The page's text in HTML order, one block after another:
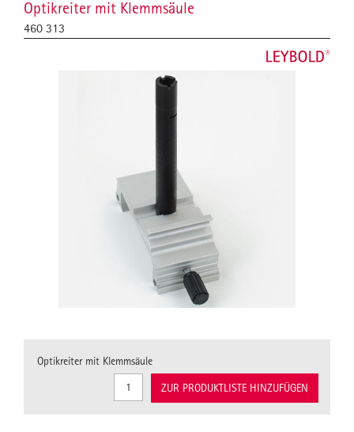
Optikreiter mit Klemmsäule
460 313
Optikreiter mit Klemmsäule
ZUR PRODUKTLISTE HINZUFÜGEN